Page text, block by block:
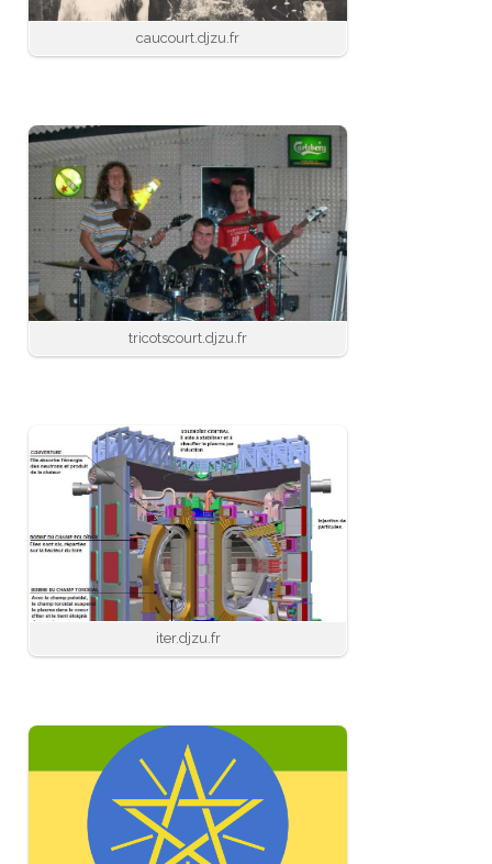
caucourt.djzu.fr
tricotscourt.djzu.fr
iter.djzu.fr